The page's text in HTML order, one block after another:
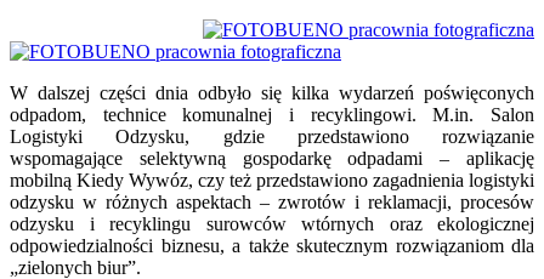
W dalszej części dnia odbyło się kilka wydarzeń poświęconych
odpadom, technice komunalnej i recyklingowi. M.in. Salon
Logistyki Odzysku, gdzie przedstawiono rozwiązanie
wspomagające selektywną gospodarkę odpadami – aplikację
mobilną Kiedy Wywóz, czy też przedstawiono zagadnienia logistyki
odzysku w różnych aspektach – zwrotów i reklamacji, procesów
odzysku i recyklingu surowców wtórnych oraz ekologicznej
odpowiedzialności biznesu, a także skutecznym rozwiązaniom dla
„zielonych biur”.